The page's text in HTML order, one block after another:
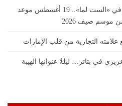
يسرا ودرة وكوكبة من النجوم في «الست لما».. 19 أغسطس موعد
موسم صيف 2026
التجارية من قلب الإمارات
في بتاتر… ليلةٌ عنوانها الهيبة